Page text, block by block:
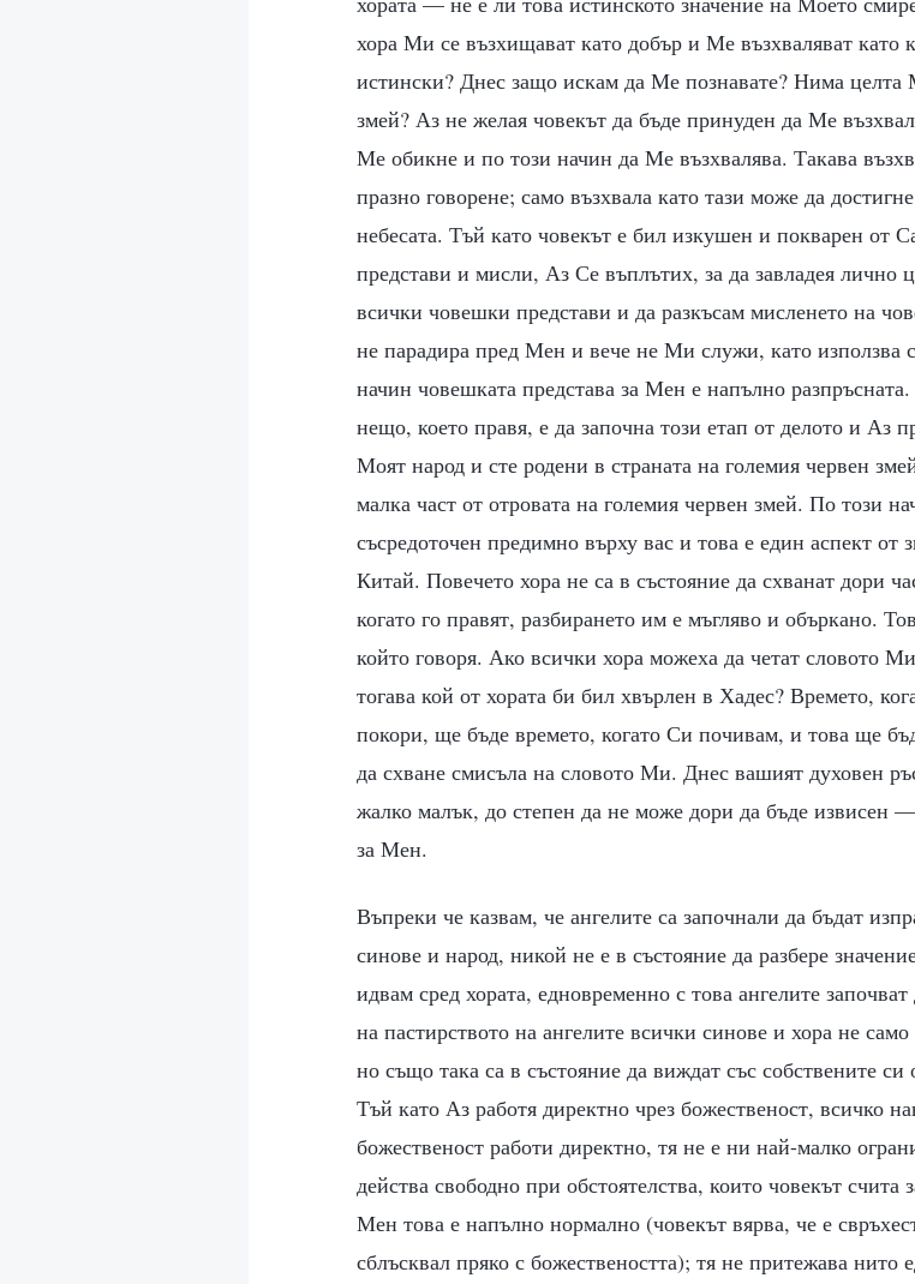
хора Ми се възхищават като добър и Ме възхваляват като
истински? Днес защо искам да Ме познавате? Нима целта
змей? Аз не желая човекът да бъде принуден да Ме
Ме обикне и по този начин да Ме възхвалява. Такава
празно говорене; само възхвала като тази може да
небесата. Тъй като човекът е бил изкушен и покварен от
представи и мисли, Аз Се въплътих, за да завладея лично
всички човешки представи и да разкъсам мисленето на
не парадира пред Мен и вече не Ми служи, като използва
начин човешката представа за Мен е напълно
нещо, което правя, е да започна този етап от делото и Аз
Моят народ и сте родени в страната на големия червен
малка част от отровата на големия червен змей. По този
съсредоточен предимно върху вас и това е един аспект
Китай. Повечето хора не са в състояние да схванат дори
когато го правят, разбирането им е мъгляво и объркано.
който говоря. Ако всички хора можеха да четат словото
тогава кой от хората би бил хвърлен в Хадес? Времето,
покори, ще бъде времето, когато Си почивам, и това ще
да схване смисъла на словото Ми. Днес вашият духовен
жалко малък, до степен да не може дори да бъде извисен
за Мен.
Въпреки че казвам, че ангелите са започнали да бъдат
синове и народ, никой не е в състояние да разбере
идвам сред хората, едновременно с това ангелите
на пастирството на ангелите всички синове и хора не
но също така са в състояние да виждат със собствените
Тъй като Аз работя директно чрез божественост, всичко
божественост работи директно, тя не е ни най-малко
действа свободно при обстоятелства, които човекът счита
Мен това е напълно нормално (човекът вярва, че е
сблъсквал пряко с божествеността); тя не притежава нито